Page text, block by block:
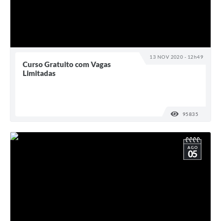
13 NOV 2020 - 12h49
Curso Gratuito com Vagas
Limitadas
95835
AGO
05